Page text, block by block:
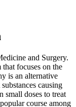
and Surgery.
focuses on the
is an alternative
causing
small doses to treat
course among